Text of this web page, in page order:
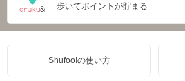
歩いてポイントが貯まる
Shufoo!の使い方